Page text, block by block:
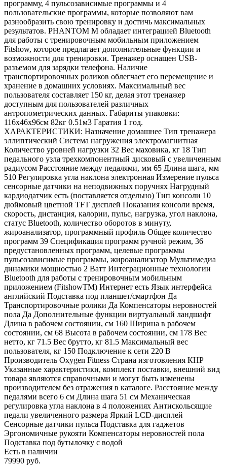
программу, 4 пульсозависимые программы и 4
пользовательские программы, которые позволяют вам
разнообразить свою тренировку и достичь максимальных
результатов. PHANTOM M обладает интеграцией Bluetooth
для работы с тренировочным мобильным приложением
Fitshow, которое предлагает дополнительные функции и
возможности для тренировки. Тренажер оснащен USB-
разъемом для зарядки телефона. Наличие
транспортировочных роликов облегчает его перемещение и
хранение в домашних условиях. Максимальный вес
пользователя составляет 150 кг, делая этот тренажер
доступным для пользователей различных
антропометрических данных. Габариты упаковки:
116х46х96см 82кг 0.51м3 Гаратия 1 год.
ХАРАКТЕРИСТИКИ: Назначение домашнее Тип тренажера
эллиптический Система нагружения электромагнитная
Количество уровней нагрузки 32 Вес маховика, кг 18 Тип
педального узла трехкомпонентный дисковый с увеличенным
радиусом Расстояние между педалями, мм 65 Длина шага, мм
510 Регулировка угла наклона электронная Измерение пульса
сенсорные датчики на неподвижных поручнях Нагрудный
кардиодатчик есть (поставляется отдельно) Тип консоли 10
дюймовый цветной TFT дисплей Показания консоли время,
скорость, дистанция, калории, пульс, нагрузка, угол наклона,
статус Bluetooth, количество оборотов в минуту,
жироанализатор, программный профиль Общее количество
программ 39 Спецификация программ ручной режим, 36
предустановленных программ, целевые программы
пульсозависимые программы, жироанализатор Мультимедиа
динамики мощностью 2 Ватт Интеграционные технологии
Bluetooth для работы с тренировочным мобильным
приложением (FitshowTM) Интернет есть Язык интерфейса
английский Подставка под планшет/смартфон Да
Транспортировочные ролики Да Компенсаторы неровностей
пола Да Дополнительные функции виртуальный ландшафт
Длина в рабочем состоянии, см 160 Ширина в рабочем
состоянии, см 68 Высота в рабочем состоянии, см 178 Вес
нетто, кг 71.5 Вес брутто, кг 81.5 Максимальный вес
пользователя, кг 150 Подключение к сети 220 В
Производитель Oxygen Fitness Страна изготовления КНР
Указанные характеристики, комплект поставки, внешний вид
товара являются справочными и могут быть изменены
производителем без отражения в каталоге. Расстояние между
педалями всего 6 см Длина шага 51 см Механическая
регулировка угла наклона в 4 положениях Антискольсящие
педали увеличенного размера Яркий LCD-дисплей
Сенсорные датчики пульса Подставка для гаджетов
Эргономичные рукояти Компенсаторы неровностей пола
Подставка под бутылочку с водой
Есть в наличии
79990 руб.